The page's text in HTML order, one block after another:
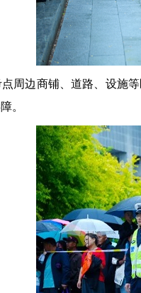
边商铺、道路、设施等
。